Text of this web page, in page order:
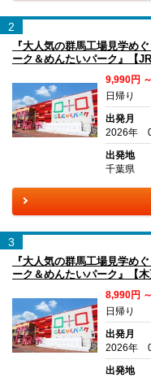
2
『大人気の群馬工場見学め
ーク＆めんたいパーク』【
9,990円
日帰り
出発月
2026年
出発地
千葉県
3
『大人気の群馬工場見学め
ーク＆めんたいパーク』【
8,990円
日帰り
出発月
2026年
出発地